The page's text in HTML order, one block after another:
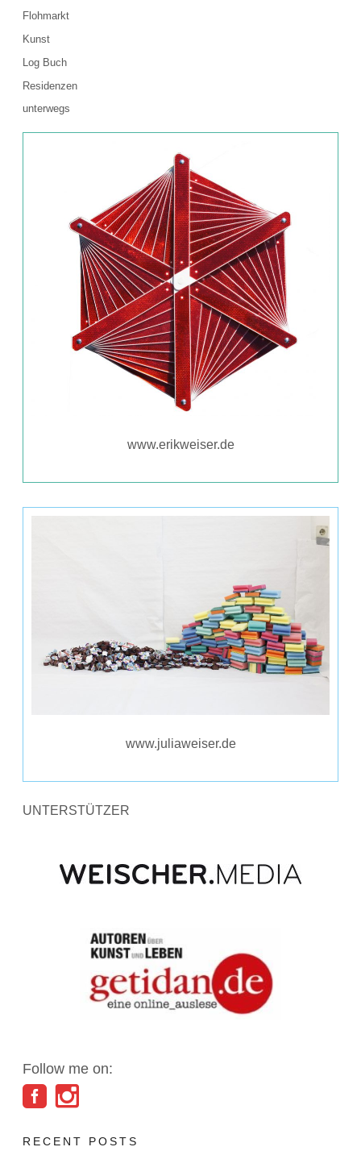
Flohmarkt
Kunst
Log Buch
Residenzen
unterwegs
www.erikweiser.de
www.juliaweiser.de
UNTERSTÜTZER
Follow me on:
RECENT POSTS